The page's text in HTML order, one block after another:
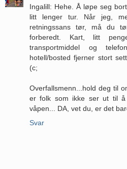
Ingalill: Hehe. Å løpe seg
litt lenger tur. Når jeg,
retningssans tør, må du
forberedt. Kart, litt
transportmiddel og
hotell/bosted fjerner stort
(c;
Overfallsmenn...hold deg til
er folk som ikke ser ut til
våpen... DA, vet du, er det
Svar